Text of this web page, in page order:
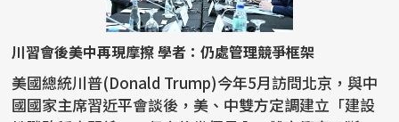
川習會後美中再現摩擦 學者：仍處管理競爭框架
美國總統川普(Donald Trump)今年5月訪問北京，與中
國國家主席習近平會談後，美、中雙方定調建立「建設